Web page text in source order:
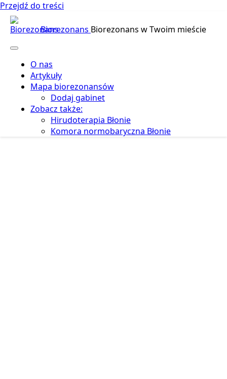
Przejdź do treści
Biorezonans Biorezonans w Twoim mieście
O nas
Artykuły
Mapa biorezonansów
Dodaj gabinet
Zobacz także:
Hirudoterapia Błonie
Komora normobaryczna Błonie